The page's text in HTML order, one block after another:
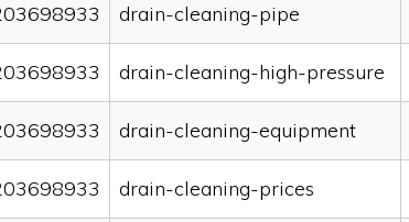
drain-cleaning-pipe
drain-cleaning-high-pressure
drain-cleaning-equipment
drain-cleaning-prices